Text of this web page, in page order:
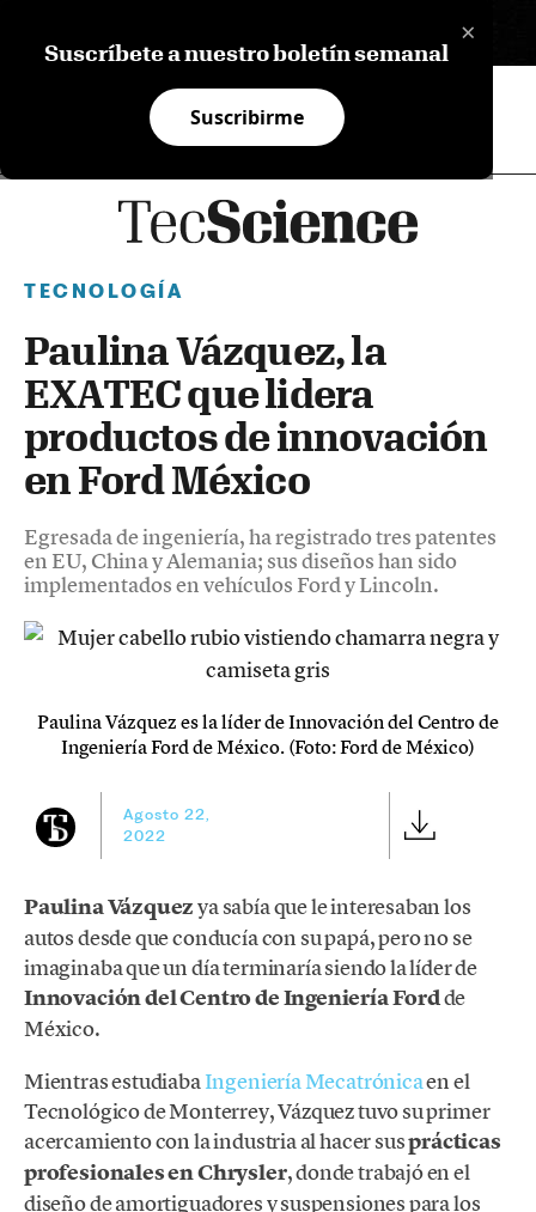
×
Suscríbete a nuestro boletín semanal
Suscribirme
TECNOLOGÍA
Paulina Vázquez, la
EXATEC que lidera
productos de innovación
en Ford México
Egresada de ingeniería, ha registrado tres patentes
en EU, China y Alemania; sus diseños han sido
implementados en vehículos Ford y Lincoln.
Paulina Vázquez es la líder de Innovación del Centro de
Ingeniería Ford de México. (Foto: Ford de México)
Agosto 22,
2022
Paulina Vázquezya sabía que le interesaban los
autos desde que conducía con su papá, pero no se
imaginaba que un día terminaría siendo la líder de
Innovación del Centro de IngenieríaFordde
México.
Mientras estudiabaIngeniería Mecatrónicaen el
Tecnológico de Monterrey, Vázquez tuvo su primer
acercamiento con la industria al hacer susprácticas
profesionales en Chrysler, donde trabajó en el
diseño de amortiguadores y suspensiones para los